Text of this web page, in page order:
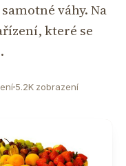
váhy. Na
které se
5.2K zobrazení